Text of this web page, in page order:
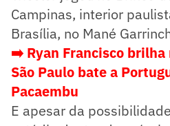
Campinas, interior
Brasília, no Mané
➡️ Ryan Francisco brilha
São Paulo bate a
Pacaembu
E apesar da